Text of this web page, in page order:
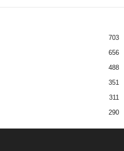
703
656
488
351
311
290